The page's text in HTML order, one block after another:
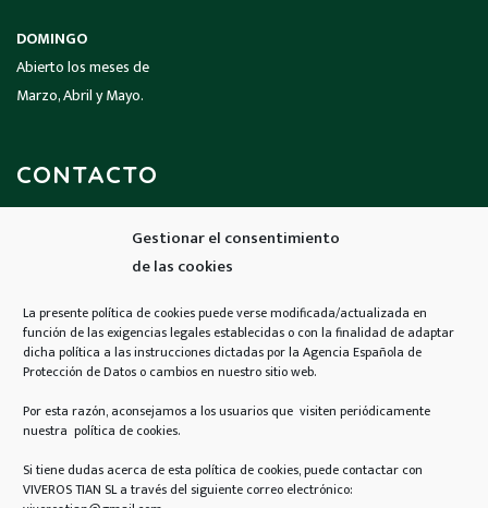
Gestionar el consentimiento
de las cookies
La presente política de cookies puede verse modificada/actualizada en
función de las exigencias legales establecidas o con la finalidad de adaptar
dicha política a las instrucciones dictadas por la Agencia Española de
Protección de Datos o cambios en nuestro sitio web.
Por esta razón, aconsejamos a los usuarios que visiten periódicamente
nuestra política de cookies.
Si tiene dudas acerca de esta política de cookies, puede contactar con
VIVEROS TIAN SL a través del siguiente correo electrónico:
DOMINGO
Abierto los meses de
Marzo, Abril y Mayo.
CONTACTO
Email
contacto@viverostian.com
Encuéntranos
N-430, Km 315.500,
13150 Carrión de Calatrava,